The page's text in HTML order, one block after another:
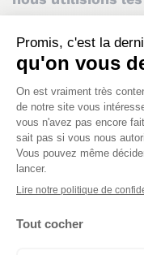
pour que la
actualités et des
aux jeunes de la
Facebook plutôt
Snapchat en
étaient très
Et cette